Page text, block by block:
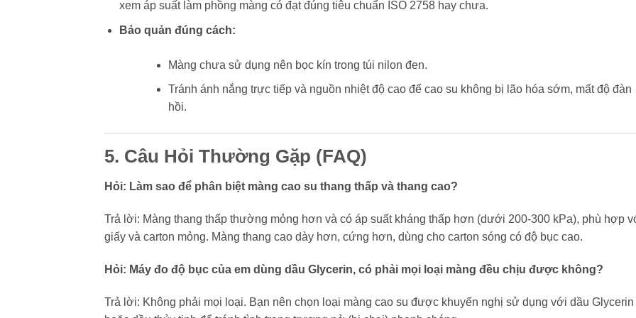
xem áp suất làm phồng màng có đạt đúng tiêu chuẩn ISO 2758 hay chưa.
Bảo quản đúng cách:
Màng chưa sử dụng nên bọc kín trong túi nilon đen.
Tránh ánh nắng trực tiếp và nguồn nhiệt độ cao để cao su không bị lão hóa sớm, mất độ đàn
hồi.
5. Câu Hỏi Thường Gặp (FAQ)
Hỏi: Làm sao để phân biệt màng cao su thang thấp và thang cao?
Trả lời: Màng thang thấp thường mỏng hơn và có áp suất kháng thấp hơn (dưới 200-300 kPa), phù hợp
giấy và carton mỏng. Màng thang cao dày hơn, cứng hơn, dùng cho carton sóng có độ bục cao.
Hỏi: Máy đo độ bục của em dùng dầu Glycerin, có phải mọi loại màng đều chịu được không?
Trả lời: Không phải mọi loại. Bạn nên chọn loại màng cao su được khuyến nghị sử dụng với dầu Glycerin